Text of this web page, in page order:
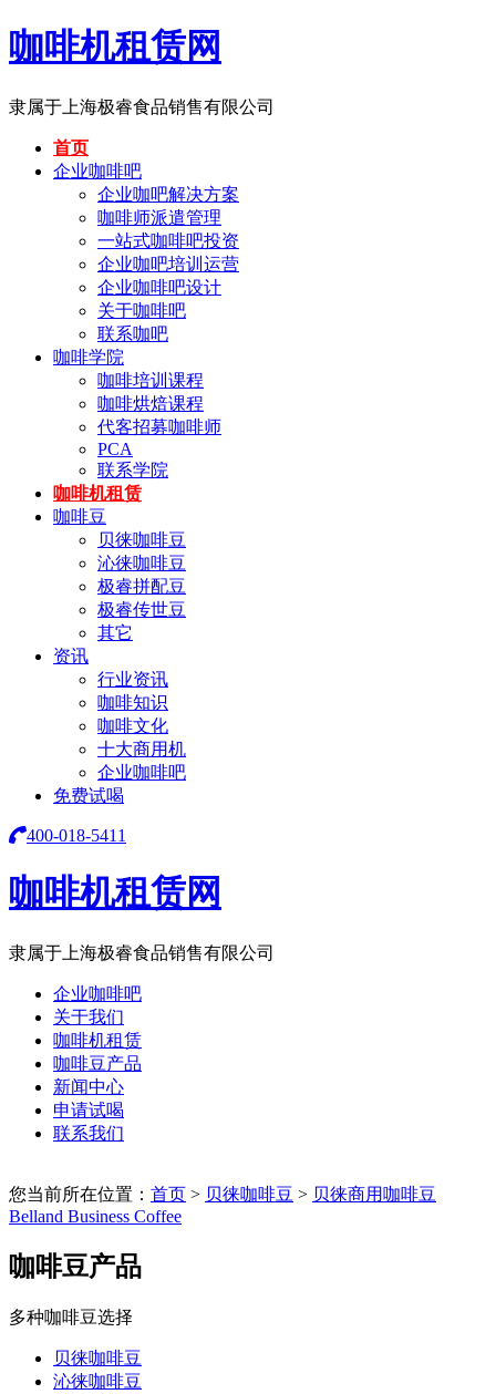
咖啡机租赁网
隶属于上海极睿食品销售有限公司
首页
企业咖啡吧
企业咖吧解决方案
咖啡师派遣管理
一站式咖啡吧投资
企业咖吧培训运营
企业咖啡吧设计
关于咖啡吧
联系咖吧
咖啡学院
咖啡培训课程
咖啡烘焙课程
代客招募咖啡师
PCA
联系学院
咖啡机租赁
咖啡豆
贝徕咖啡豆
沁徕咖啡豆
极睿拼配豆
极睿传世豆
其它
资讯
行业资讯
咖啡知识
咖啡文化
十大商用机
企业咖啡吧
免费试喝
400-018-5411
咖啡机租赁网
隶属于上海极睿食品销售有限公司
企业咖啡吧
关于我们
咖啡机租赁
咖啡豆产品
新闻中心
申请试喝
联系我们
您当前所在位置： 首页 > 贝徕咖啡豆 > 贝徕商用咖啡豆
Belland Business Coffee
咖啡豆产品
多种咖啡豆选择
贝徕咖啡豆
沁徕咖啡豆